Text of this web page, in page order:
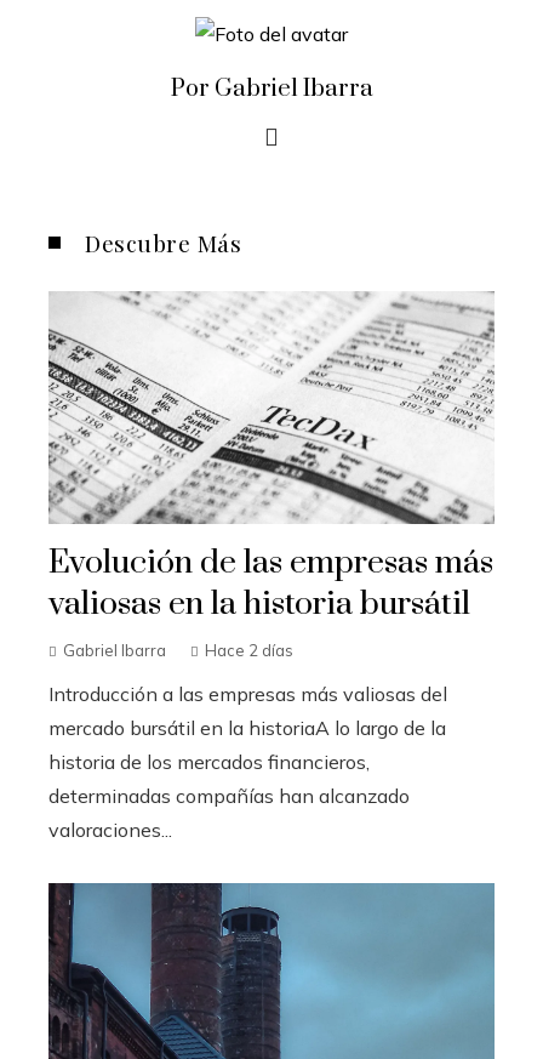
Por Gabriel Ibarra
Descubre Más
Evolución de las empresas más
valiosas en la historia bursátil
Gabriel Ibarra Hace 2 días
Introducción a las empresas más valiosas del
mercado bursátil en la historiaA lo largo de la
historia de los mercados financieros,
determinadas compañías han alcanzado
valoraciones...